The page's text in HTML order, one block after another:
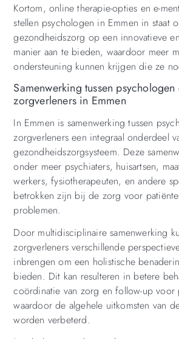
Kortom, online therapie-opties en e-
stellen psychologen in Emmen in staat
gezondheidszorg op een innovatieve
manier aan te bieden, waardoor meer
ondersteuning kunnen krijgen die ze
Samenwerking tussen
zorgverleners in Emmen
In Emmen is samenwerking tussen
zorgverleners een integraal onderdeel
gezondheidszorgsysteem. Deze
onder meer psychiaters, huisartsen,
werkers, fysiotherapeuten, en andere
betrokken zijn bij de zorg voor
problemen.
Door multidisciplinaire samenwerking
zorgverleners verschillende
inbrengen om een holistische
bieden. Dit kan resulteren in betere
coördinatie van zorg en follow-up voor
waardoor de algehele uitkomsten van
worden verbeterd.